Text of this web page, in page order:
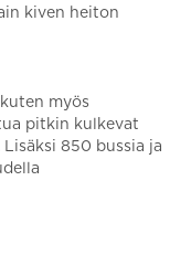
kiven heiton
myös
pitkin kulkevat
850 bussia ja